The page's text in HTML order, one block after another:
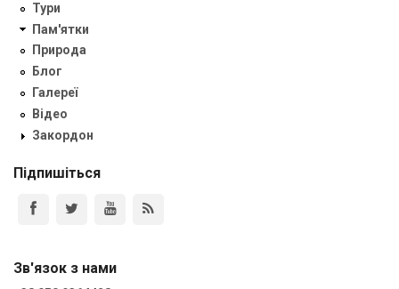
Тури
Пам'ятки
Природа
Блог
Галереї
Відео
Закордон
Підпишіться
Зв'язок з нами